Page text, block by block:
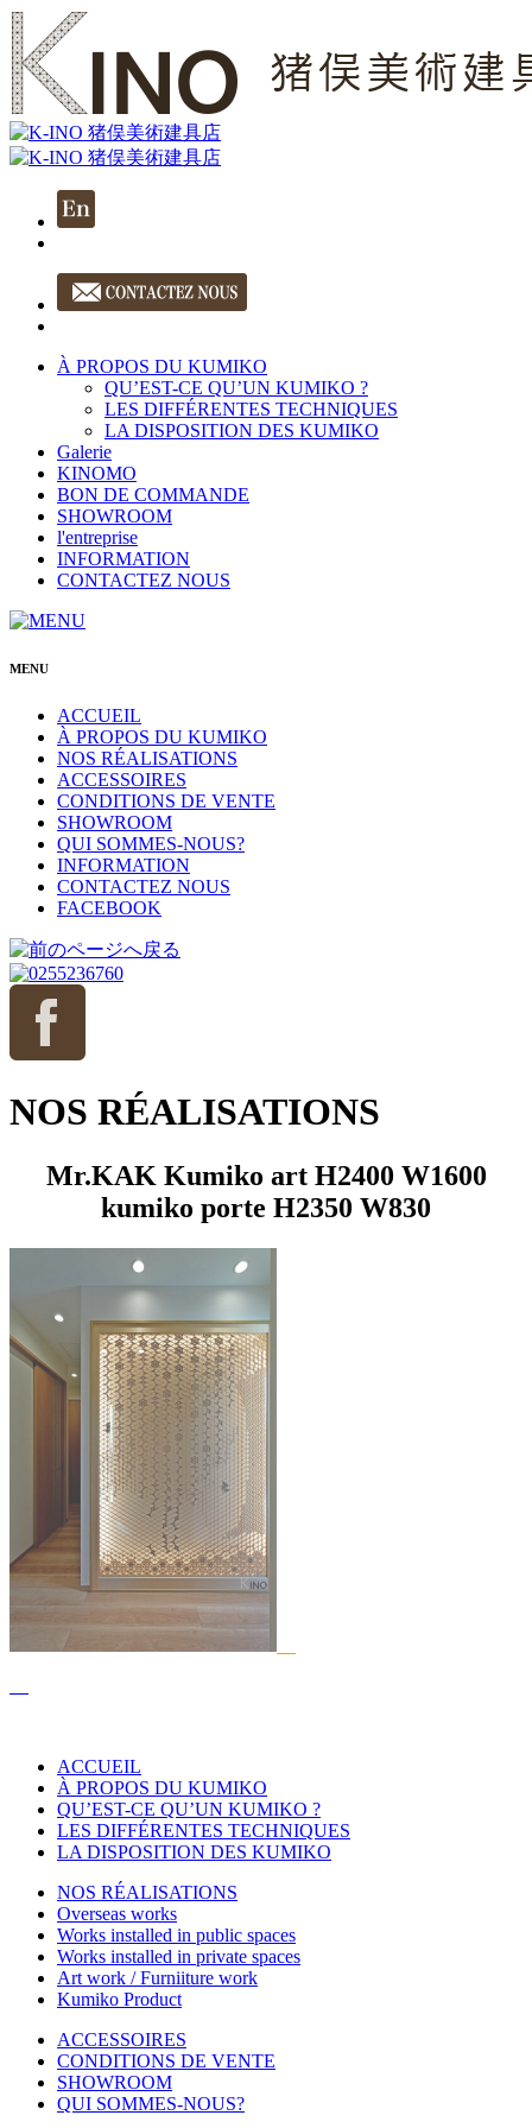
À PROPOS DU KUMIKO
QU’EST-CE QU’UN KUMIKO ?
LES DIFFÉRENTES TECHNIQUES
LA DISPOSITION DES KUMIKO
Galerie
KINOMO
BON DE COMMANDE
SHOWROOM
l'entreprise
INFORMATION
CONTACTEZ NOUS
MENU
ACCUEIL
À PROPOS DU KUMIKO
NOS RÉALISATIONS
ACCESSOIRES
CONDITIONS DE VENTE
SHOWROOM
QUI SOMMES-NOUS?
INFORMATION
CONTACTEZ NOUS
FACEBOOK
NOS RÉALISATIONS
Mr.KAK Kumiko art H2400 W1600
kumiko porte H2350 W830
ACCUEIL
À PROPOS DU KUMIKO
QU’EST-CE QU’UN KUMIKO ?
LES DIFFÉRENTES TECHNIQUES
LA DISPOSITION DES KUMIKO
NOS RÉALISATIONS
Overseas works
Works installed in public spaces
Works installed in private spaces
Art work / Furniiture work
Kumiko Product
ACCESSOIRES
CONDITIONS DE VENTE
SHOWROOM
QUI SOMMES-NOUS?